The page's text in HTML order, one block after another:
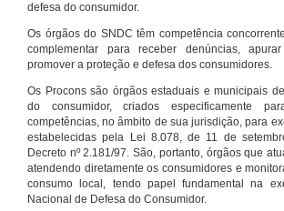
defesa do consumidor.
Os órgãos do SNDC têm competência
complementar para receber denúncias,
promover a proteção e defesa dos consumidores.
Os Procons são órgãos estaduais e municipais
do consumidor, criados especificamente
competências, no âmbito de sua jurisdição, para
estabelecidas pela Lei 8.078, de 11 de
Decreto nº 2.181/97. São, portanto, órgãos que
atendendo diretamente os consumidores e
consumo local, tendo papel fundamental na
Nacional de Defesa do Consumidor.